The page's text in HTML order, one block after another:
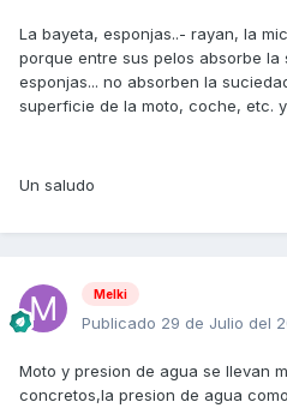
La bayeta, esponjas..- rayan, la
porque entre sus pelos absorbe la
esponjas... no absorben la
superficie de la moto, coche, etc.
Un saludo
Melki
Publicado 29 de Julio del
Moto y presion de agua se llevan
concretos,la presion de agua